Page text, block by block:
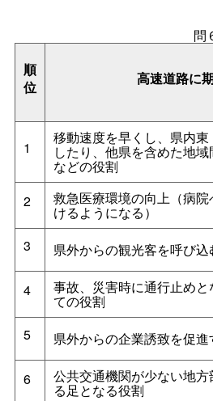
問
順
位
高速道路に
1
移動速度を早くし、県内
したり、他県を含めた地
などの役割
2
救急医療環境の向上（病
けるようになる）
3
県外からの観光客を呼び込
4 事故、災害時に通行止め
ての役割
5
県外からの企業誘致を促進
6 公共交通機関が少ない地
る足となる役割